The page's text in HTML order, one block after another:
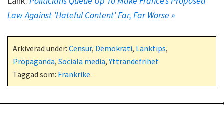
Law Against ’Hateful Content’ Far, Far Worse »
Arkiverad under: Censur, Demokrati, Länktips,
Propaganda, Sociala media,Yttrandefrihet
Taggad som: Frankrike